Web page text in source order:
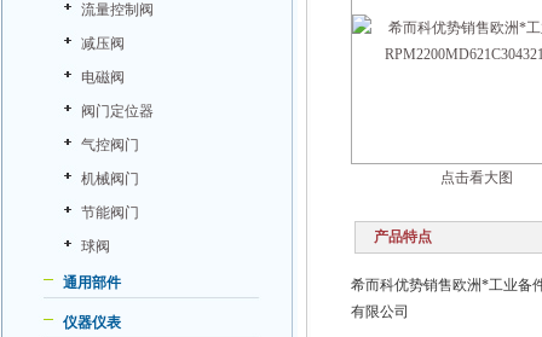
流量控制阀
减压阀
电磁阀
阀门定位器
气控阀门
机械阀门
节能阀门
球阀
通用部件
仪器仪表
点击看大图
产品特点
希而科优势销售欧洲*工业备
有限公司